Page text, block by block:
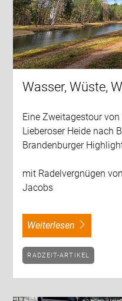
Wasser, Wüste,
Eine Zweitagestour
Lieberoser Heide nach
Brandenburger
mit Radelvergnügen
Jacobs
weiterlesen
RADZEIT-ARTIKEL